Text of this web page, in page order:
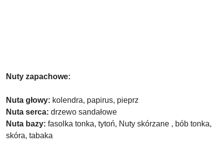
Nuty zapachowe:
Nuta głowy: kolendra, papirus, pieprz
Nuta serca: drzewo sandałowe
Nuta bazy: fasolka tonka, tytoń, Nuty skórzane , bób tonka,
skóra, tabaka